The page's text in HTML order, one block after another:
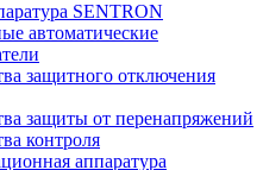
SENTRON
автоматические
защитного отключения
защиты от перенапряжений
контроля
аппаратура